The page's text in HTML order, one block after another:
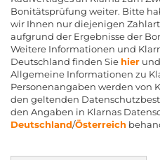
Bonitätsprüfung weiter. Bitte
wir Ihnen nur diejenigen
aufgrund der Ergebnisse der
Weitere Informationen und
Deutschland finden Sie hier
Allgemeine Informationen zu
Personenangaben werden
den geltenden
den Angaben in Klarnas
Deutschland/Österreich